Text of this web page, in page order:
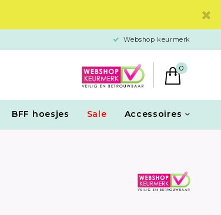
Webshop keurmerk
0
BFF hoesjes Sale Accessoires